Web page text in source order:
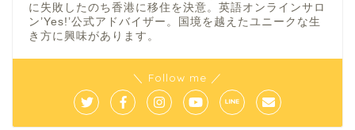
に失敗したのち香港に移住を決意。英語オンラインサロ
ン’Yes!’公式アドバイザー。国境を越えたユニークな生
き方に興味があります。
＼ Follow me ／